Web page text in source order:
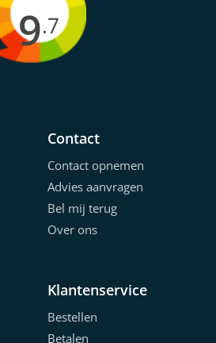
9.7
Contact
Contact opnemen
Advies aanvragen
Bel mij terug
Over ons
Klantenservice
Bestellen
Betalen